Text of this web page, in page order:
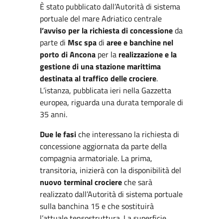
È stato pubblicato dall’Autorità di sistema
portuale del mare Adriatico centrale
l’avviso per la richiesta di concessioneda
parte di Msc spadi aree e banchine nel
porto di Ancona per la realizzazione e la
gestione di una stazione marittima
destinata al traffico delle crociere.
L’istanza, pubblicata ieri nella Gazzetta
europea, riguarda una durata temporale di
35 anni.
Due le fasiche interessano la richiesta di
concessione aggiornata da parte della
compagnia armatoriale. La prima,
transitoria, inizierà con la disponibilità del
nuovo terminal crociereche sarà
realizzato dall’Autorità di sistema portuale
sulla banchina 15 e che sostituirà